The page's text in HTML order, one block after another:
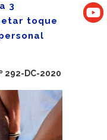
3
toque
292-DC-2020